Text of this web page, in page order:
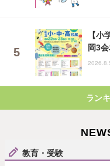
【
岡3
ラン
教育・受験